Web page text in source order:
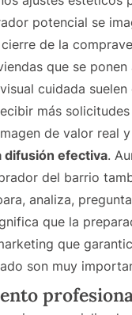
potencial se
de la
que se
cuidada
más
de valor real
difusión efectiva.
del barrio
analiza,
que la
que
son muy